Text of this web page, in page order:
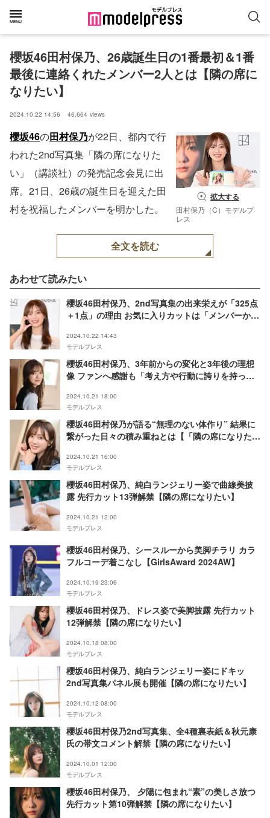
櫻坂46田村保乃、26歳誕生日の1番最初＆1番
最後に連絡くれたメンバー2人とは【隣の席に
なりたい】
2024.10.22 14:56 46,664 views
拡大する
田村保乃（C）モデルプ
レス
櫻坂46の田村保乃が22日、都内で行
われた2nd写真集「隣の席になりた
い」（講談社）の発売記念会見に出
席。21日、26歳の誕生日を迎えた田
村を祝福したメンバーを明かした。
全文を読む
あわせて読みたい
櫻坂46田村保乃、2nd写真集の出来栄えが「325点
＋1点」の理由 お気に入りカットは「メンバーから
2024.10.22 14:43
モデルプレス
櫻坂46田村保乃、3年前からの変化と3年後の理想
像 ファンへ感謝も「考え方や行動に誇りを持って
2024.10.21 18:00
モデルプレス
櫻坂46田村保乃が語る“無理のない体作り” 結果に
繋がった日々の積み重ねとは【「隣の席になりた
2024.10.21 16:00
モデルプレス
櫻坂46田村保乃、純白ランジェリー姿で曲線美披
露 先行カット13弾解禁【隣の席になりたい】
2024.10.21 12:00
モデルプレス
櫻坂46田村保乃、シースルーから美脚チラリ カラ
フルコーデ着こなし【GirlsAward 2024AW】
2024.10.19 23:06
モデルプレス
櫻坂46田村保乃、ドレス姿で美脚披露 先行カット
12弾解禁【隣の席になりたい】
2024.10.18 08:00
モデルプレス
櫻坂46田村保乃、純白ランジェリー姿にドキッ
2nd写真集パネル展も開催【隣の席になりたい】
2024.10.12 08:00
モデルプレス
櫻坂46田村保乃2nd写真集、全4種裏表紙＆秋元康
氏の帯文コメント解禁【隣の席になりたい】
2024.10.01 12:00
モデルプレス
櫻坂46田村保乃、 夕陽に包まれ“素”の美しさ放つ
先行カット第10弾解禁【隣の席になりたい】